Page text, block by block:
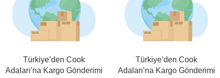
Türkiye’den Cook
Adaları’na Kargo Gönderimi
Türkiye’den Cook
Adaları’na Kargo Gönderimi